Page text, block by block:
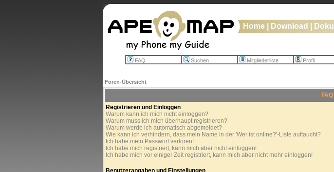
Home Download Doku
FAQ Suchen Mitgliederliste Profil
Foren-Übersicht
FAQ
Registrieren und Einloggen
Warum kann ich mich nicht einloggen?
Warum muss ich mich überhaupt registrieren?
Warum werde ich automatisch abgemeldet?
Wie kann ich verhindern, dass mein Name in der 'Wer ist online?'-Liste auftaucht?
Ich habe mein Passwort verloren!
Ich habe mich registriert, kann mich aber nicht einloggen!
Ich habe mich vor einiger Zeit registriert, kann mich aber nicht mehr einloggen!
Benutzerangaben und Einstellungen